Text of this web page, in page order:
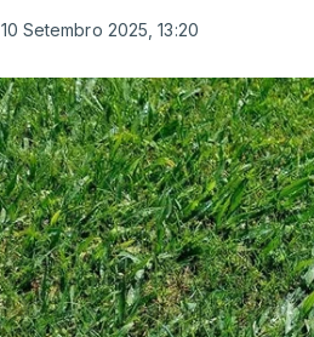
10 Setembro 2025, 13:20